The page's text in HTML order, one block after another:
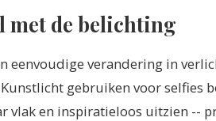
met de belichting
eenvoudige verandering in
gebruiken voor selfies
vlak en inspiratieloos uitzien --